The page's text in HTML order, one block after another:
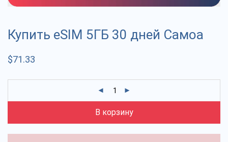
Купить eSIM 5ГБ 30 дней Самоа
$71.33
В корзину